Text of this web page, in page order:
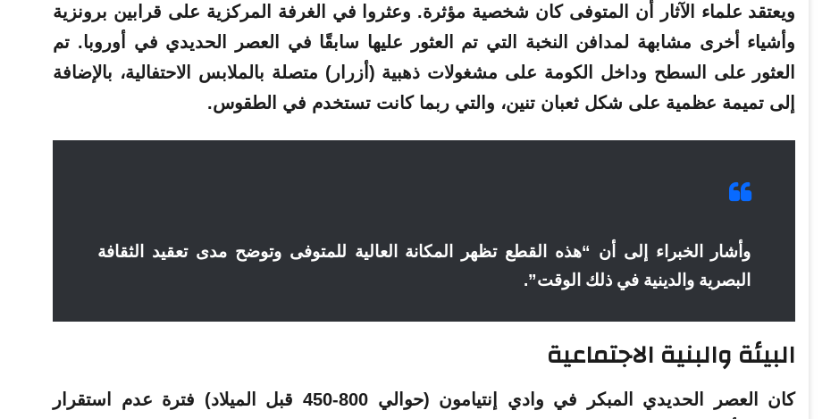
ويعتقد علماء الآثار أن المتوفى كان شخصية مؤثرة. وعثروا في الغرفة المركزية على قرابين برونزية
وأشياء أخرى مشابهة لمدافن النخبة التي تم
العثور
عليها سابقًا في العصر الحديدي في أوروبا. تم
العثور على السطح وداخل الكومة على مشغولات ذهبية (أزرار) متصلة بالملابس الاحتفالية، بالإضافة
إلى تميمة عظمية على شكل ثعبان تنين، والتي ربما كانت تستخدم في الطقوس.
وأشار الخبراء إلى أن “هذه القطع تظهر المكانة العالية للمتوفى وتوضح مدى تعقيد الثقافة
البصرية والدينية في ذلك الوقت”.
البيئة والبنية الاجتماعية
كان العصر الحديدي المبكر في وادي إنتيامون (حوالي 800-450 قبل الميلاد) فترة عدم استقرار